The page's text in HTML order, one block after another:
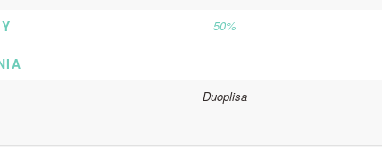
50%
Duoplisa